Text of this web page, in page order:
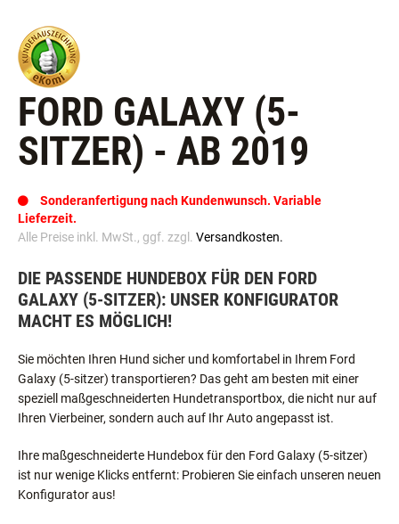
FORD GALAXY (5-
SITZER) - AB 2019
Sonderanfertigung nach Kundenwunsch. Variable
Lieferzeit.
Alle Preise inkl. MwSt., ggf. zzgl. Versandkosten.
DIE PASSENDE HUNDEBOX FÜR DEN FORD
GALAXY (5-SITZER): UNSER KONFIGURATOR
MACHT ES MÖGLICH!
Sie möchten Ihren Hund sicher und komfortabel in Ihrem Ford
Galaxy (5-sitzer) transportieren? Das geht am besten mit einer
speziell maßgeschneiderten Hundetransportbox, die nicht nur auf
Ihren Vierbeiner, sondern auch auf Ihr Auto angepasst ist.
Ihre maßgeschneiderte Hundebox für den Ford Galaxy (5-sitzer)
ist nur wenige Klicks entfernt: Probieren Sie einfach unseren neuen
Konfigurator aus!